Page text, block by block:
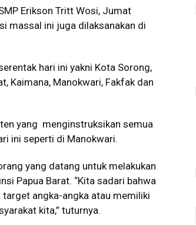
Erikson Tritt Wosi, Jumat
massal ini juga dilaksanakan di
hari ini yakni Kota Sorong,
Kaimana, Manokwari, Fakfak dan
yang menginstruksikan semua
ini seperti di Manokwari.
yang datang untuk melakukan
Papua Barat. “Kita sadari bahwa
angka-angka atau memiliki
kita,” tuturnya.